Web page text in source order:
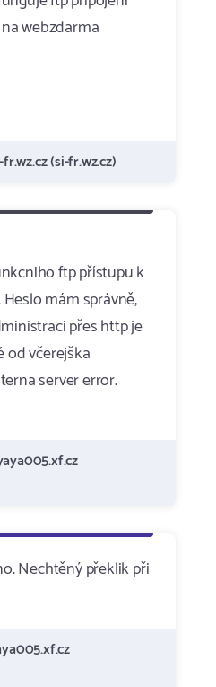
webzdarma
(si-fr.wz.cz)
ftp přístupu k
mám správně,
přes http je
od včerejška
server error.
Nechtěný překlik při